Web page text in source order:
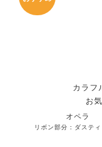
カラフ
お
オペラ
リボン部分：ダスティ